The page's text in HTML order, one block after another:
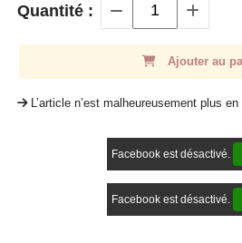
Quantité :
Ajouter au
L’article n’est malheureusement plus
Facebook est désactivé.
Facebook est désactivé.